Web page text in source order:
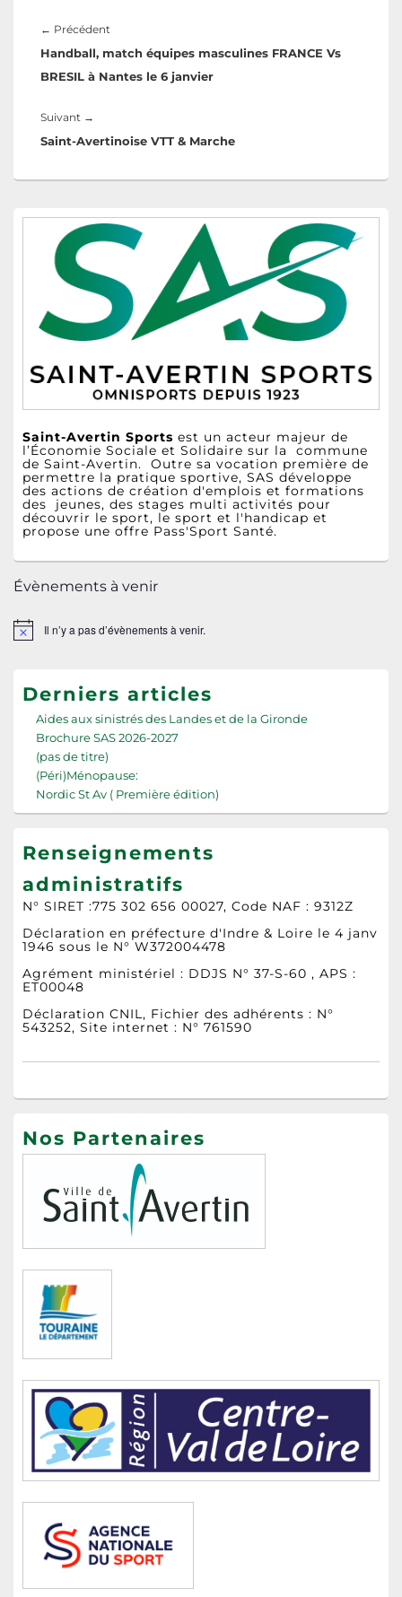
← Précédent
Handball, match équipes masculines FRANCE Vs
BRESIL à Nantes le 6 janvier
Suivant →
Saint-Avertinoise VTT & Marche
Saint-Avertin Sports est un acteur majeur de
l’Économie Sociale et Solidaire sur la commune
de Saint-Avertin. Outre sa vocation première de
permettre la pratique sportive, SAS développe
des actions de création d'emplois et formations
des jeunes, des stages multi activités pour
découvrir le sport, le sport et l'handicap et
propose une offre Pass'Sport Santé.
Évènements à venir
Notice Il n’y a pas d’évènements à venir.
Derniers articles
Aides aux sinistrés des Landes et de la Gironde
Brochure SAS 2026-2027
(pas de titre)
(Péri)Ménopause:
Nordic St Av ( Première édition)
Renseignements
administratifs
N° SIRET :775 302 656 00027, Code NAF : 9312Z
Déclaration en préfecture d'Indre & Loire le 4 janv
1946 sous le N° W372004478
Agrément ministériel : DDJS N° 37-S-60 , APS :
ET00048
Déclaration CNIL, Fichier des adhérents : N°
543252, Site internet : N° 761590
Nos Partenaires